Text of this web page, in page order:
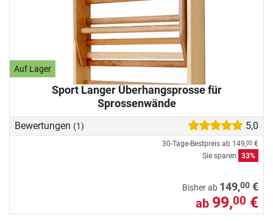
Auf Lager
Sport Langer Überhangsprosse für
Sprossenwände
Bewertungen (1) 5,0
30-Tage-Bestpreis ab 149,00 €
Sie sparen
33%
Bisher ab 149,00 €
ab 99,00 €